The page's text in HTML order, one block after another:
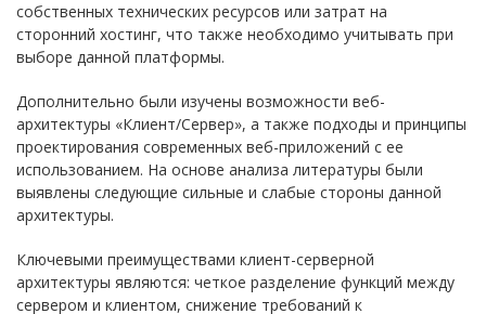
собственных технических ресурсов или затрат на
сторонний хостинг, что также необходимо учитывать при
выборе данной платформы.
Дополнительно были изучены возможности веб-
архитектуры «Клиент/Сервер», а также подходы и принципы
проектирования современных веб-приложений с ее
использованием. На основе анализа литературы были
выявлены следующие сильные и слабые стороны данной
архитектуры.
Ключевыми преимуществами клиент-серверной
архитектуры являются: четкое разделение функций между
сервером и клиентом, снижение требований к